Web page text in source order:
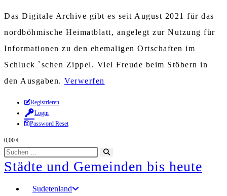
Das Digitale Archive gibt es seit August 2021 für das
nordböhmische Heimatblatt, angelegt zur Nutzung für
Informationen zu den ehemaligen Ortschaften im
Schluck `schen Zippel. Viel Freude beim Stöbern in
den Ausgaben. Verwerfen
Zum
Inhalt
springen
Registrieren
Login
Password Reset
0,00 €
Diese
Website
durchsuchen
starten
Städte und Gemeinden bis heute
Sudetenland